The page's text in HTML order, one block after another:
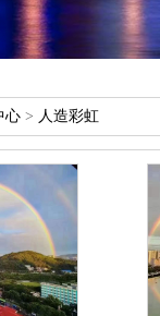
心 > 人造彩虹